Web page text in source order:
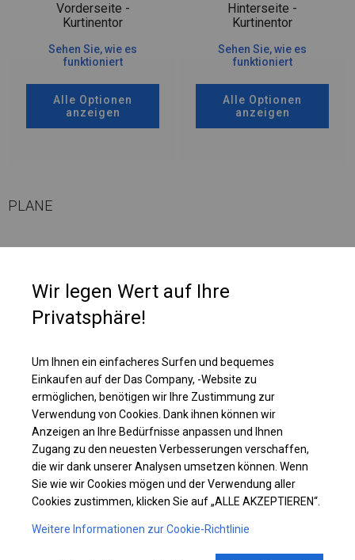
Vorderseite -
Kurtinentor
Sehen Sie, wie es
funktioniert
Alle Optionen
anzeigen
Hinterseite -
Kurtinentor
Sehen Sie, wie es
funktioniert
Alle Optionen
anzeigen
PLANE
wenn wir häufig Veranstaltungen für unterschiedliche Gästeanzahl
organisieren. Dann können wir einmal ein kleineres Zelt aufstellen oder
mehr Segmente hinzufügen, um mehr Platz zu schaffen.
Einzelheiten ansehen
Plane ändern
KONSTRUKTION
WINTER
Wir legen Wert auf Ihre
Privatsphäre!
Um Ihnen ein einfacheres Surfen und bequemes
Einkaufen auf der Das Company, -Website zu
ermöglichen, benötigen wir Ihre Zustimmung zur
Verwendung von Cookies. Dank ihnen können wir
Anzeigen an Ihre Bedürfnisse anpassen und Ihnen
Zugang zu den neuesten Verbesserungen verschaffen,
die wir dank unserer Analysen umsetzen können. Wenn
Sie wie wir Cookies mögen und der Verwendung aller
Cookies zustimmen, klicken Sie auf „ALLE AKZEPTIEREN“.
Weitere Informationen zur Cookie-Richtlinie